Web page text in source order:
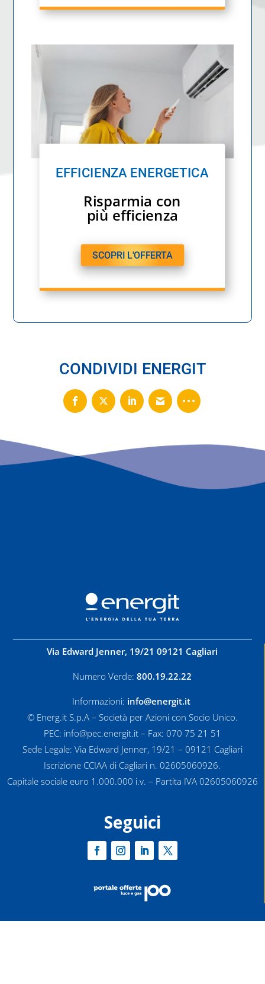
EFFICIENZA ENERGETICA
Risparmia con
più efficienza
SCOPRI L'OFFERTA
CONDIVIDI ENERGIT
Via Edward Jenner, 19/21 09121 Cagliari
Numero Verde: 800.19.22.22
Informazioni: info@energit.it
© Energ.it S.p.A – Società per Azioni con Socio Unico.
PEC: info@pec.energit.it – Fax: 070 75 21 51
Sede Legale: Via Edward Jenner, 19/21 – 09121 Cagliari
Iscrizione CCIAA di Cagliari n. 02605060926.
Capitale sociale euro 1.000.000 i.v. – Partita IVA 02605060926
Seguici